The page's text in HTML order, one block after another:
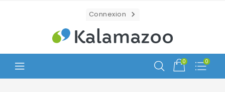
Connexion 
0
0